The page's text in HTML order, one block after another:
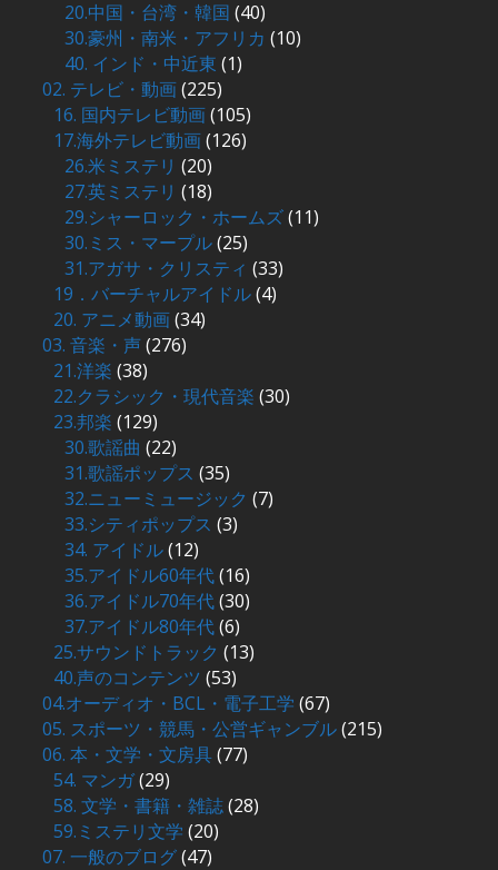
20.中国・台湾・韓国 (40)
30.豪州・南米・アフリカ (10)
40. インド・中近東 (1)
02. テレビ・動画(225)
16. 国内テレビ動画(105)
17.海外テレビ動画(126)
26.米ミステリ (20)
27.英ミステリ (18)
29.シャーロック・ホームズ(11)
30.ミス・マープル(25)
31.アガサ・クリスティ (33)
19．バーチャルアイドル(4)
20. アニメ動画(34)
03. 音楽・声(276)
21.洋楽 (38)
22.クラシック・現代音楽 (30)
23.邦楽 (129)
30.歌謡曲 (22)
31.歌謡ポップス (35)
32.ニューミュージック (7)
33.シティポップス (3)
34. アイドル(12)
35.アイドル60年代(16)
36.アイドル70年代(30)
37.アイドル80年代(6)
25.サウンドトラック (13)
40.声のコンテンツ (53)
04.オーディオ・BCL・電子工学 (67)
05. スポーツ・競馬・公営ギャンブル(215)
06. 本・文学・文房具(77)
54. マンガ(29)
58. 文学・書籍・雑誌(28)
59.ミステリ文学 (20)
07. 一般のブログ(47)